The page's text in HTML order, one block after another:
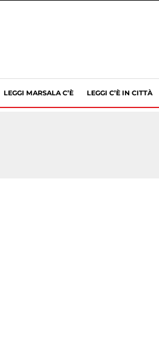
LEGGI MARSALA C’È LEGGI C’È IN CITTÀ